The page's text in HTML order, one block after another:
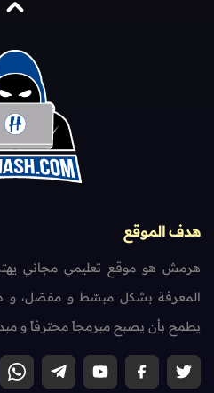
هدف الموقع
هرمش هو موقع تعليمي مجاني يهتم
المعرفة بشكل مبسّط و مفصّل، و
يطمح بأن يصبح مبرمجاً محترفاً و